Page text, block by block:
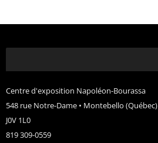
Centre d'exposition Napoléon-Bourassa
548 rue Notre-Dame • Montebello (Québec)
J0V 1L0
819 309-0559